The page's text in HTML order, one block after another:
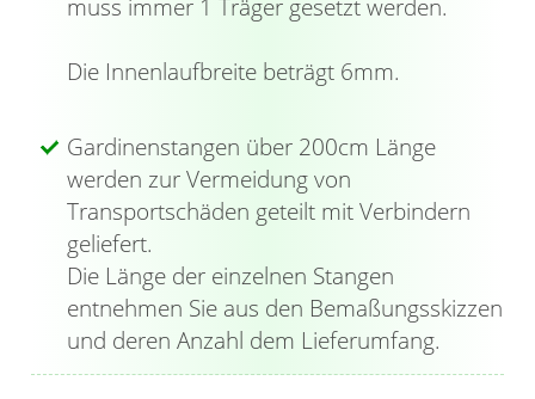
wirken antik und können auch an einen
Türknauf erinnern. Mit dem beiliegenden
Innensechskantschlüssel werden sie fixiert. Die
Längen bestellen. Abhängig davon sind
zusätzlich Verbinder mit
Innensechskantschlüssel im Lieferumfang
enthalten, welche die einzelnen
Gardinenstangen zusammenführen und für
Stabilität sorgen. Die robusten Träger besitzen
jeweils eine halbrunde Öffnung und dienen der
Schraubmontage an der Wand. Dabei haben
Die Innenlaufbreite beträgt 6mm.
Gardinenstangen über 200cm Länge
werden zur Vermeidung von
Transportschäden geteilt mit Verbindern
geliefert.
Die Länge der einzelnen Stangen
entnehmen Sie aus den Bemaßungsskizzen
und deren Anzahl dem Lieferumfang.